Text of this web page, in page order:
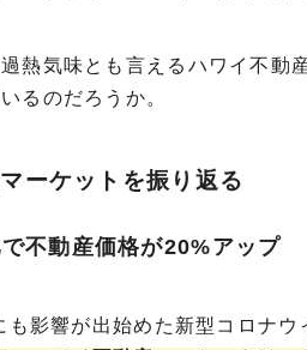
熱気味とも言えるハワイ不動
るのだろうか。
ーケットを振り返る
不動産価格が20%アップ
影響が出始めた新型コロナ